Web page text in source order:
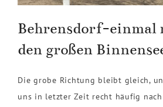
Behrensdorf-einmal
den großen
Die grobe Richtung bleibt gleich,
uns in letzter Zeit recht häufig